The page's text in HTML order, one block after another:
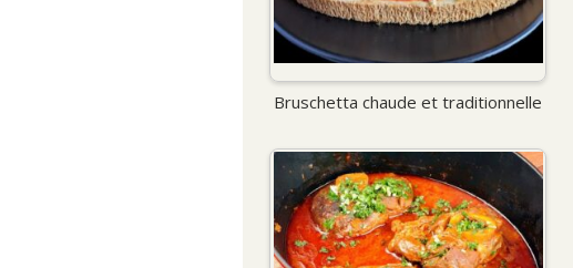
Bruschetta chaude et traditionnelle